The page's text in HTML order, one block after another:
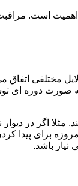
اهمیت است.
مختلفی اتفاق
صورت دوره
مثلا اگر در
برای
نیاز باشد.